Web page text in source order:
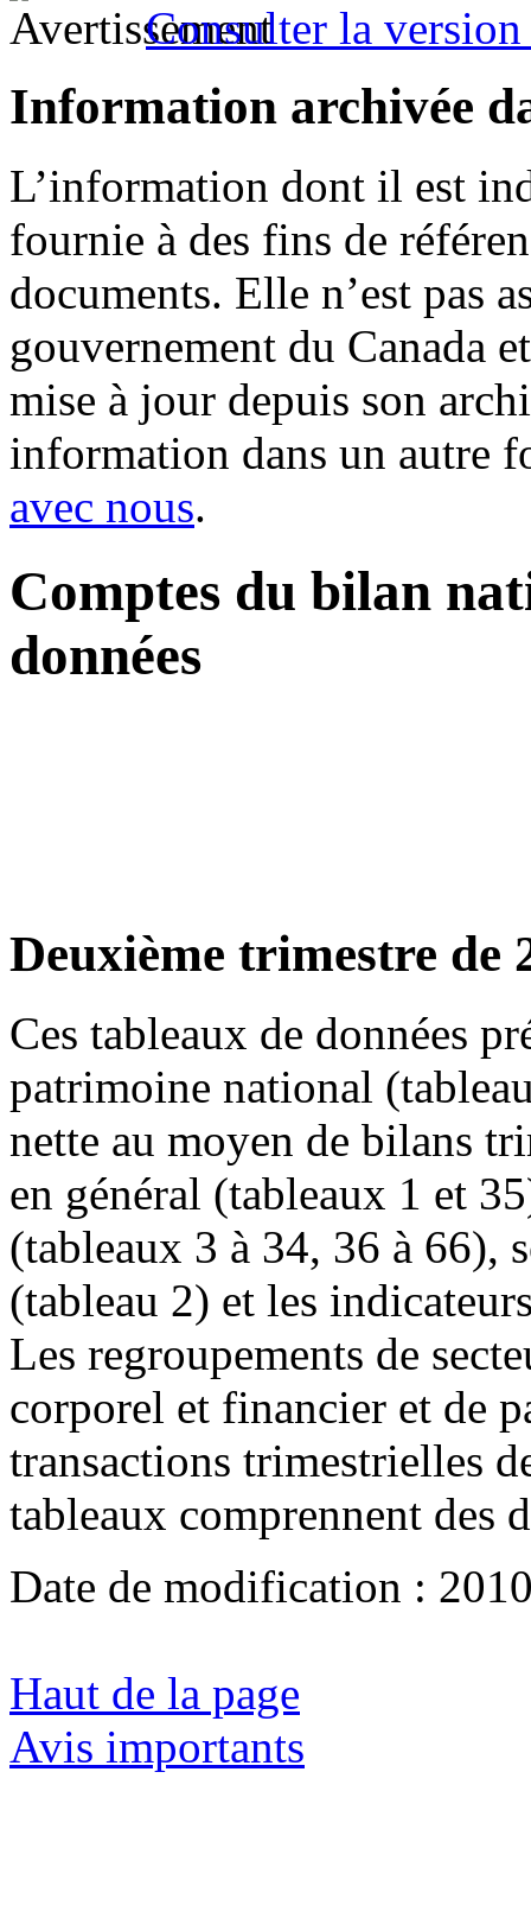
Consulter la
Information archivée
L’information dont il est
fournie à des fins de
documents. Elle n’est pas
gouvernement du Canada
mise à jour depuis son
information dans un autre
avec nous.
Comptes du bilan
données
Deuxième trimestre de
Ces tableaux de données
patrimoine national
nette au moyen de bilans
en général (tableaux 1 et
(tableaux 3 à 34, 36 à 66),
(tableau 2) et les
Les regroupements de
corporel et financier et de
transactions trimestrielles
tableaux comprennent des
Date de modification :
Haut de la page
Avis importants